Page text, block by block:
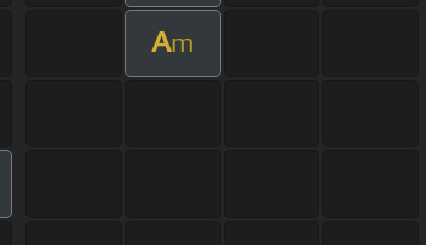
Am